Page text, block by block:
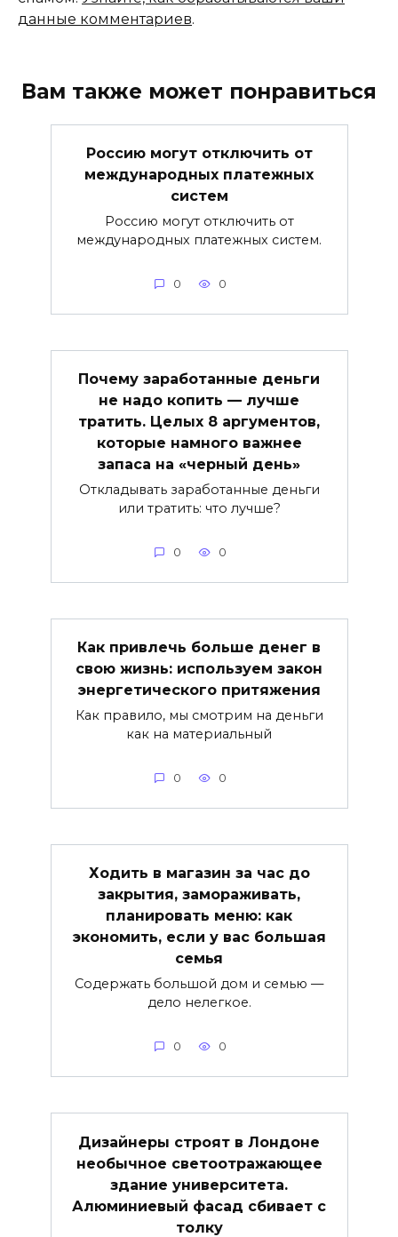
данные комментариев.
Вам также может понравиться
Россию могут отключить от
международных платежных
систем
Россию могут отключить от
международных платежных систем.
0 0
Почему заработанные деньги
не надо копить — лучше
тратить. Целых 8 аргументов,
которые намного важнее
запаса на «черный день»
Откладывать заработанные деньги
или тратить: что лучше?
0 0
Как привлечь больше денег в
свою жизнь: используем закон
энергетического притяжения
Как правило, мы смотрим на деньги
как на материальный
0 0
Ходить в магазин за час до
закрытия, замораживать,
планировать меню: как
экономить, если у вас большая
семья
Содержать большой дом и семью —
дело нелегкое.
0 0
Дизайнеры строят в Лондоне
необычное светоотражающее
здание университета.
Алюминиевый фасад сбивает с
толку